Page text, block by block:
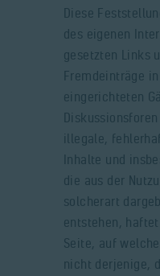
Diese
des eigenen
gesetzten Links
Fremdeinträge
eingerichteten
illegale,
Inhalte und
die aus der
solcherart
entstehen,
Seite, auf
nicht derjenige,